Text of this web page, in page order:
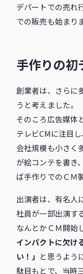
デパートでの売れ
での販売も始まり
手作りの初
創業者は、さらに
うと考えました。
そのころ広告媒体
テレビCMに注目
会社規模も小さく
が絵コンテを書き
ば手作りでのＣＭ
出演者は、有名人
社員が一部出演す
なんとかＣＭ開始
インパクトに欠け
い！」 と思うよう
駄目もとで、当時